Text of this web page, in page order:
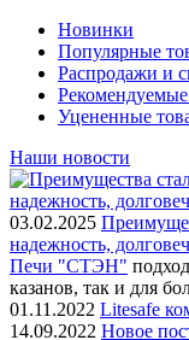
Новинки
Популярные
Распродажи и
Уцененные
Наши новости
03.02.2025
надежность,
Печи "СТЭН"
казанов, так и для
01.11.2022 Litesafe
14.09.2022 Новое